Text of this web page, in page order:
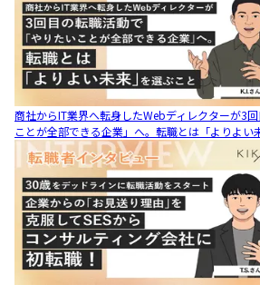
商社からIT業界へ転身したWebディレクターが3
ことが全部できる企業」へ。転職とは「よりよい